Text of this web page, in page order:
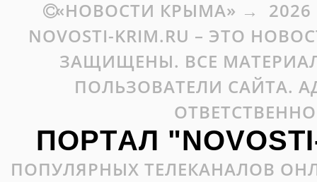
«НОВОСТИ КРЫМА» → 2026
NOVOSTI-KRIM.RU – ЭТО
ЗАЩИЩЕНЫ. ВСЕ
ПОЛЬЗОВАТЕЛИ САЙТА.
ПОРТАЛ
ПОПУЛЯРНЫХ ТЕЛЕКАНАЛОВ